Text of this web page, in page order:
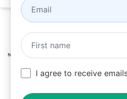
Home / AI Prompts für ChatGPT
Writing Prompts
Erstelle Blog-
Overcoming Daily
I agree to receive